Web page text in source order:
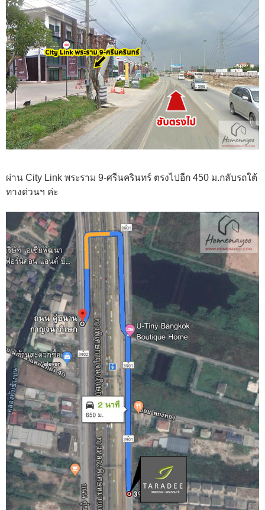
ผ่าน City Link พระราม 9-ศรีนครินทร์ ตรงไปอีก 450 ม.กลับรถใต้
ทางด่วนฯ ค่ะ